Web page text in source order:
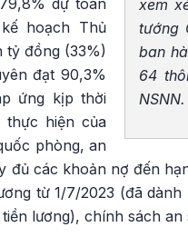
xem
tướng
ban
64
NSNN.
dự toán
hoạch Thủ
tỷ đồng (33%)
đạt 90,3%
ứng kịp thời
thực hiện của
phòng, an
đủ các khoản nợ đến
từ 1/7/2023 (đã
lương), chính sách an